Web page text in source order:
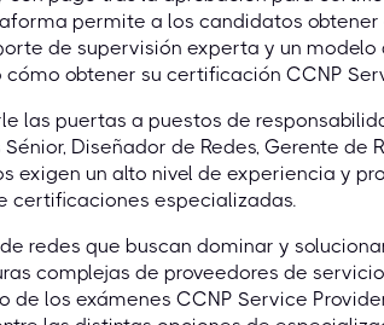
permite a los candidatos
de supervisión experta y un
obtener su certificación CCNP
las puertas a puestos de
Diseñador de Redes, Gerente de
exigen un alto nivel de experiencia y
certificaciones especializadas.
redes que buscan dominar y
complejas de proveedores de
los exámenes CCNP Service